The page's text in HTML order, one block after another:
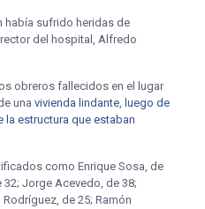
había sufrido heridas de
del hospital, Alfredo
obreros fallecidos en el lugar
una vivienda lindante, luego de
la estructura que estaban
como Enrique Sosa, de
Jorge Acevedo, de 38;
de 25; Ramón